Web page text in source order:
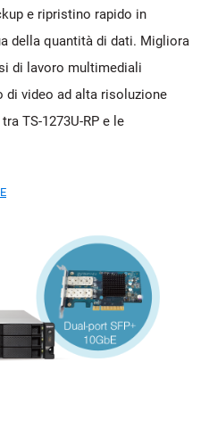
e ripristino rapido in
della quantità di dati. Migliora
di lavoro multimediali
video ad alta risoluzione
TS-1273U-RP e le